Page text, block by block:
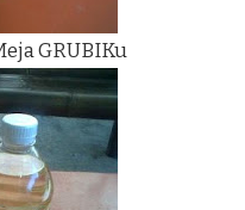
GRUBIKu